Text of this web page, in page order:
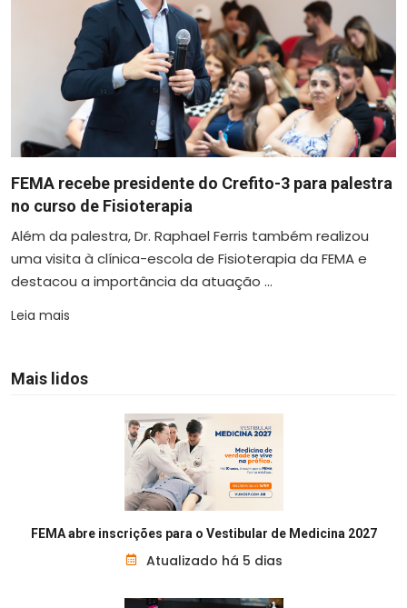
FEMA recebe presidente do Crefito-3 para palestra
no curso de Fisioterapia
Além da palestra, Dr. Raphael Ferris também realizou
uma visita à clínica-escola de Fisioterapia da FEMA e
destacou a importância da atuação ...
Leia mais
Mais lidos
FEMA abre inscrições para o Vestibular de Medicina 2027
Atualizado há 5 dias